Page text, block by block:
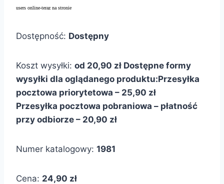
users online-teraz na stronie
Dostępność: Dostępny
Koszt wysyłki: od 20,90 zł Dostępne formy
wysyłki dla oglądanego produktu:Przesyłka
pocztowa priorytetowa – 25,90 zł
Przesyłka pocztowa pobraniowa – płatność
przy odbiorze – 20,90 zł
Numer katalogowy: 1981
Cena: 24,90 zł